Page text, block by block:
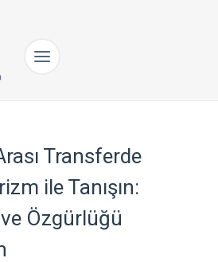
Transferde
ile Tanışın:
Özgürlüğü